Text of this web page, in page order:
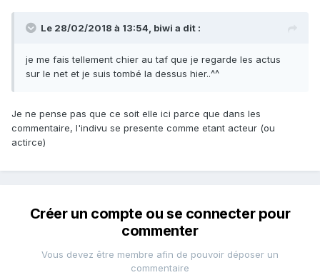
Le 28/02/2018 à 13:54, biwi a dit :
je me fais tellement chier au taf que je regarde les actus
sur le net et je suis tombé la dessus hier..^^
Je ne pense pas que ce soit elle ici parce que dans les
commentaire, l'indivu se presente comme etant acteur (ou
actirce)
Créer un compte ou se connecter pour
commenter
Vous devez être membre afin de pouvoir déposer un
commentaire